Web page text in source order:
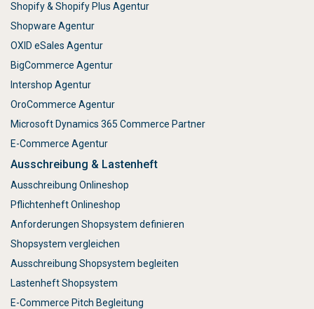
Shopify & Shopify Plus Agentur
Shopware Agentur
OXID eSales Agentur
BigCommerce Agentur
Intershop Agentur
OroCommerce Agentur
Microsoft Dynamics 365 Commerce Partner
E-Commerce Agentur
Ausschreibung & Lastenheft
Ausschreibung Onlineshop
Pflichtenheft Onlineshop
Anforderungen Shopsystem definieren
Shopsystem vergleichen
Ausschreibung Shopsystem begleiten
Lastenheft Shopsystem
E-Commerce Pitch Begleitung